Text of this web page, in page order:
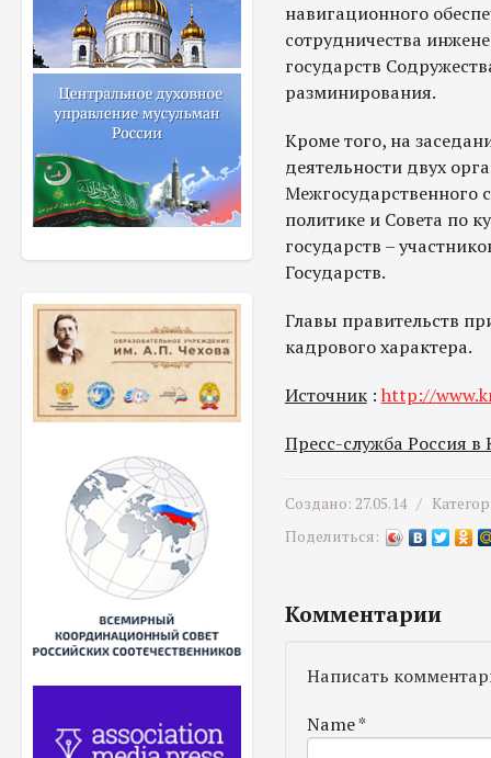
навигационного
сотрудничества
государств
разминирования.
Кроме того, на
деятельности двух
Межгосударственного
политике и Совета по
государств –
Государств.
Главы правительств
кадрового характера.
Источник: http://
Пресс-служба Россия в
Создано: 27.05.14 /
Поделиться:
Комментарии
Написать
Name*